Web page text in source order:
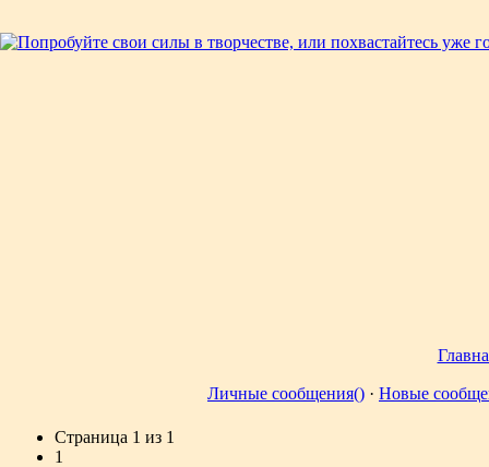
Личные сообщения() · Новые
Страница 1 из 1
1